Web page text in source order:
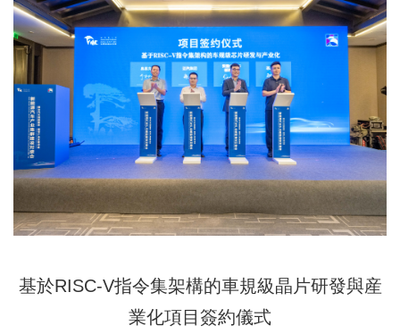
基於RISC-V指令集架構的車規級晶片研發與産
業化項目簽約儀式